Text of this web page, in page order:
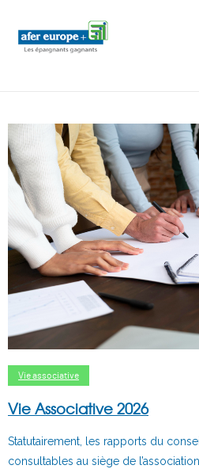
Vie associative
Vie Associative 2026
Statutairement, les rapports du
consultables au siège de